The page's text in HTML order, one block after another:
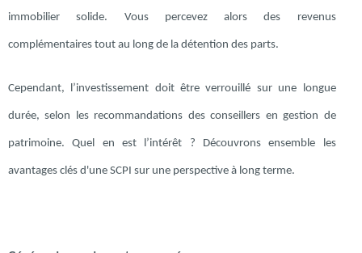
immobilier solide. Vous percevez alors des revenus
complémentaires tout au long de la détention des parts.
Cependant, l’investissement doit être verrouillé sur une longue
durée, selon les recommandations des conseillers en gestion de
patrimoine. Quel en est l’intérêt ? Découvrons ensemble les
avantages clés d'une SCPI sur une perspective à long terme.